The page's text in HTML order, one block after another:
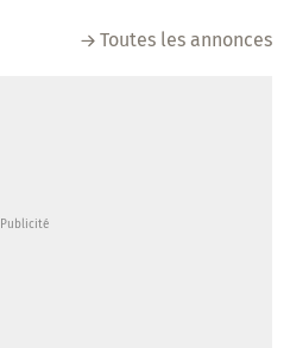
Toutes les annonces